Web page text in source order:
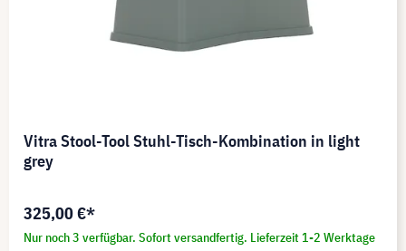
Vitra Stool-Tool Stuhl-Tisch-Kombination in light
grey
325,00 €*
Nur noch 3 verfügbar. Sofort versandfertig. Lieferzeit 1-2 Werktage